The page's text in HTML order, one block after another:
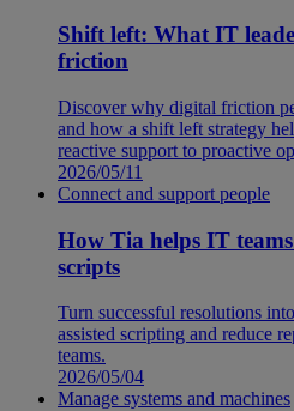
Shift left: What IT
friction
Discover why digital friction
and how a shift left strategy
reactive support to proactive
2026/05/11
Connect and support people
How Tia helps IT
scripts
Turn successful resolutions
assisted scripting and reduce
teams.
2026/05/04
Manage systems and machines